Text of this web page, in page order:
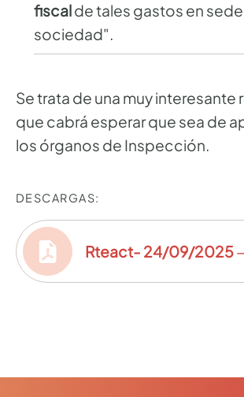
fiscalde tales gastos en
sociedad".
Se trata de una muy interesante
que cabrá esperar que sea de
los órganos de Inspección.
DESCARGAS:
Rteact- 24/09/2025